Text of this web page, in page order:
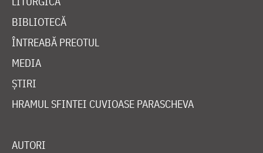
BIBLIOTECĂ
ÎNTREABĂ PREOTUL
MEDIA
ȘTIRI
HRAMUL SFINTEI CUVIOASE PARASCHEVA
AUTORI